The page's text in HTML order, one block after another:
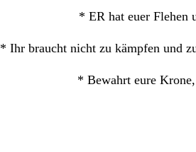
* ER hat euer Flehen
* Ihr braucht nicht zu kämpfen und
* Bewahrt eure